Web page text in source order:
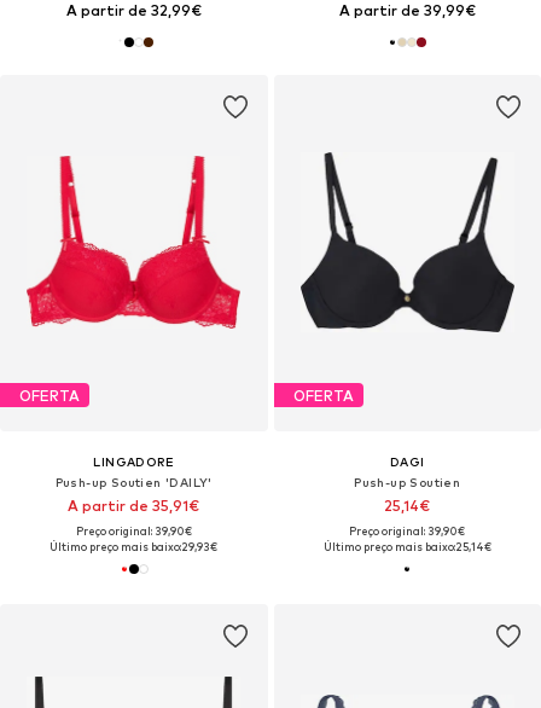
A partir de 32,99€ A partir de 39,99€
OFERTA
LINGADORE
Push-up Soutien 'DAILY'
A partir de 35,91€
Preço original: 39,90€
Último preço mais baixo:29,93€
OFERTA
DAGI
Push-up Soutien
25,14€
Preço original: 39,90€
Último preço mais baixo:25,14€